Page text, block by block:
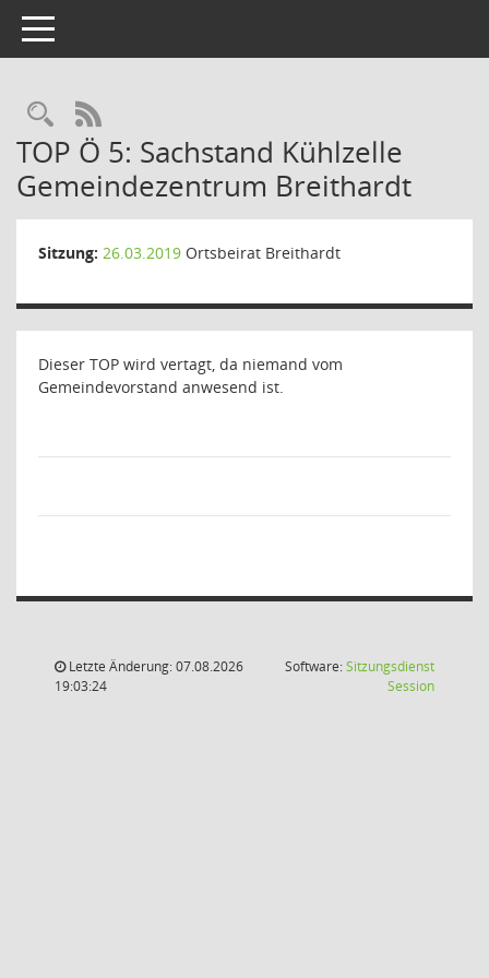
Toggle navigation
Rechercheauswahl
RSS-Feed
TOP Ö 5: Sachstand Kühlzelle
Gemeindezentrum Breithardt
Sitzung: 26.03.2019 Ortsbeirat Breithardt
Dieser TOP wird vertagt, da niemand vom
Gemeindevorstand anwesend ist.
Letzte Änderung: 07.08.2026
19:03:24
Software:Sitzungsdienst
Session(Wird in